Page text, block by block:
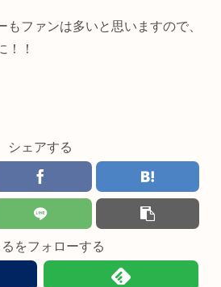
もファンは多いと思いますので、
！！
シェアする
をフォローする